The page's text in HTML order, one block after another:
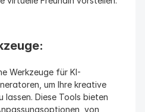
Werkzeuge für KI-
um Ihre kreative
lassen. Diese Tools bieten
von